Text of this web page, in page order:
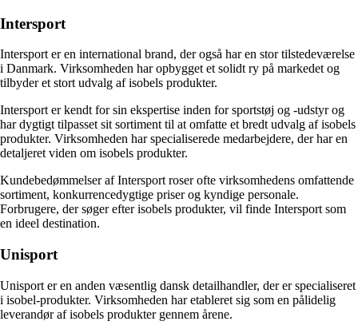
Intersport
Intersport er en international brand, der også har en stor tilstedeværelse
i Danmark. Virksomheden har opbygget et solidt ry på markedet og
tilbyder et stort udvalg af isobels produkter.
Intersport er kendt for sin ekspertise inden for sportstøj og -udstyr og
har dygtigt tilpasset sit sortiment til at omfatte et bredt udvalg af isobels
produkter. Virksomheden har specialiserede medarbejdere, der har en
detaljeret viden om isobels produkter.
Kundebedømmelser af Intersport roser ofte virksomhedens omfattende
sortiment, konkurrencedygtige priser og kyndige personale.
Forbrugere, der søger efter isobels produkter, vil finde Intersport som
en ideel destination.
Unisport
Unisport er en anden væsentlig dansk detailhandler, der er specialiseret
i isobel-produkter. Virksomheden har etableret sig som en pålidelig
leverandør af isobels produkter gennem årene.